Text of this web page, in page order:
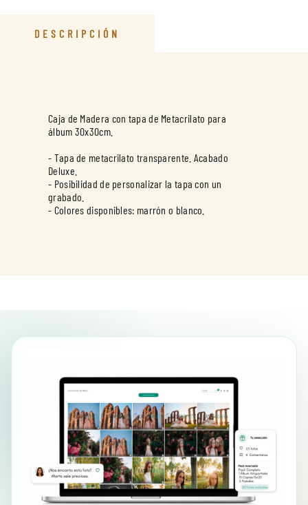
DESCRIPCIÓN
Caja de Madera con tapa de Metacrilato para
álbum 30x30cm.
- Tapa de metacrilato transparente. Acabado
Deluxe.
- Posibilidad de personalizar la tapa con un
grabado.
- Colores disponibles: marrón o blanco.